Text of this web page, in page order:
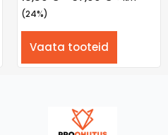
(24%)
Vaata tooteid